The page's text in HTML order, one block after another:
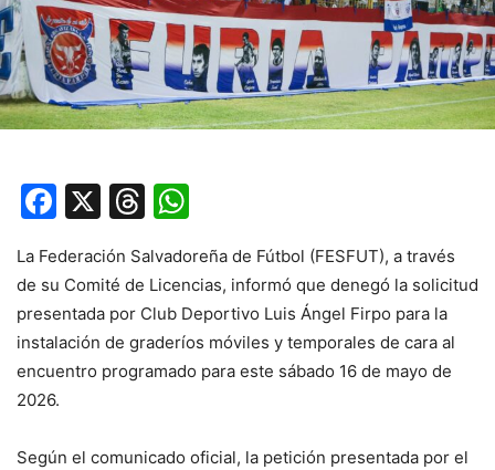
Facebook
X Threads
La Federación Salvadoreña de Fútbol (FESFUT), a través
de su Comité de Licencias, informó que denegó la solicitud
presentada por Club Deportivo Luis Ángel Firpo para la
instalación de graderíos móviles y temporales de cara al
encuentro programado para este sábado 16 de mayo de
2026.
Según el comunicado oficial, la petición presentada por el